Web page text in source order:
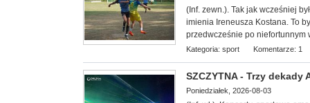
(Inf. zewn.). Tak jak wcześniej
imienia Ireneusza Kostana. To
przedwcześnie po niefortunnym
Kategoria: sport Komentarze: 1
SZCZYTNA - Trzy dekady
Poniedziałek, 2026-08-03